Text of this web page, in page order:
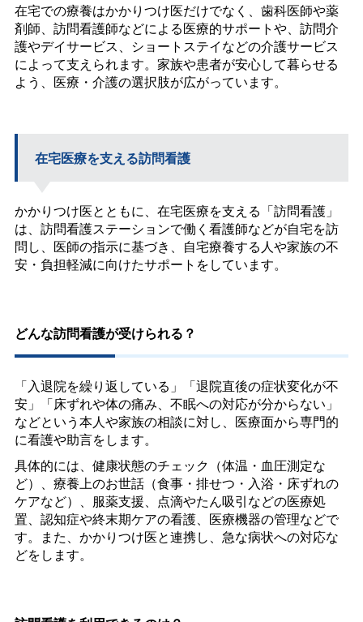
在宅での療養はかかりつけ医だけでなく、歯科医師や薬
剤師、訪問看護師などによる医療的サポートや、訪問介
護やデイサービス、ショートステイなどの介護サービス
によって支えられます。家族や患者が安心して暮らせる
よう、医療・介護の選択肢が広がっています。
在宅医療を支える訪問看護
かかりつけ医とともに、在宅医療を支える「訪問看護」
は、訪問看護ステーションで働く看護師などが自宅を訪
問し、医師の指示に基づき、自宅療養する人や家族の不
安・負担軽減に向けたサポートをしています。
どんな訪問看護が受けられる？
「入退院を繰り返している」「退院直後の症状変化が不
安」「床ずれや体の痛み、不眠への対応が分からない」
などという本人や家族の相談に対し、医療面から専門的
に看護や助言をします。
具体的には、健康状態のチェック（体温・血圧測定な
ど）、療養上のお世話（食事・排せつ・入浴・床ずれの
ケアなど）、服薬支援、点滴やたん吸引などの医療処
置、認知症や終末期ケアの看護、医療機器の管理などで
す。また、かかりつけ医と連携し、急な病状への対応な
どをします。